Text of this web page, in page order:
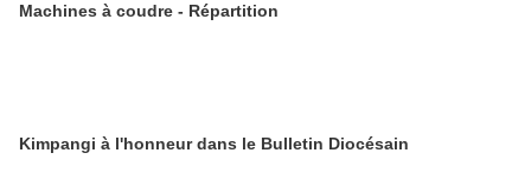
Machines à coudre - Répartition
Kimpangi à l'honneur dans le Bulletin Diocésain